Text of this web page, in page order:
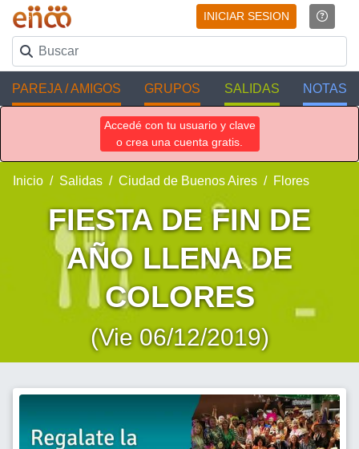
INICIAR SESION
PAREJA / AMIGOS GRUPOS SALIDAS NOTAS
Accedé con tu usuario y clave
o crea una cuenta gratis.
Inicio Salidas Ciudad de Buenos Aires Flores
FIESTA DE FIN DE
AÑO LLENA DE
COLORES
(Vie 06/12/2019)